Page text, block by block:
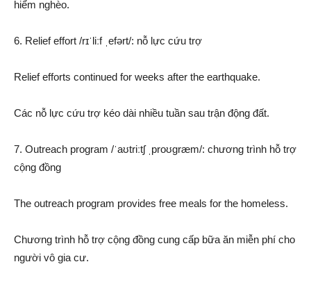
hiểm nghèo.
6. Relief effort /rɪˈliːf ˌefərt/: nỗ lực cứu trợ
Relief efforts continued for weeks after the earthquake.
Các nỗ lực cứu trợ kéo dài nhiều tuần sau trận động đất.
7. Outreach program /ˈaʊtriːtʃ ˌproʊɡræm/: chương trình hỗ trợ
cộng đồng
The outreach program provides free meals for the homeless.
Chương trình hỗ trợ cộng đồng cung cấp bữa ăn miễn phí cho
người vô gia cư.